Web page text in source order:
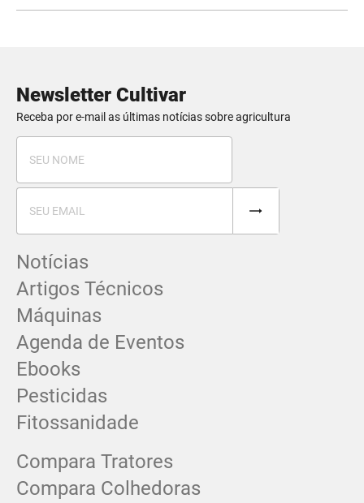
Newsletter Cultivar
Receba por e-mail as últimas notícias sobre agricultura
Notícias
Artigos Técnicos
Máquinas
Agenda de Eventos
Ebooks
Pesticidas
Fitossanidade
Compara Tratores
Compara Colhedoras